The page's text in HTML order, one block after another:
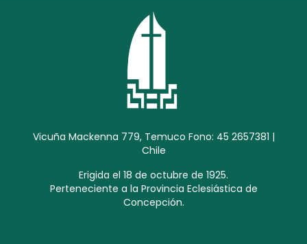
Vicuña Mackenna 779, Temuco Fono: 45 2657381 |
Chile
Erigida el 18 de octubre de 1925.
Perteneciente a la Provincia Eclesiástica de
Concepción.